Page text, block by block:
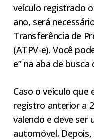
veículo registrado
ano, será
Transferência de
(ATPV-e). Você
e” na aba de
Caso o veículo
registro anterior a
valendo e deve ser
automóvel.